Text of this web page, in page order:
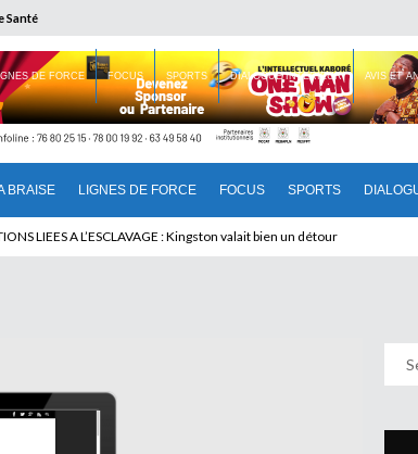
Santé
BRAISE LIGNES DE FORCE FOCUS SPORTS
DE FORCE FOCUS SPORTS DIALOGUE INTERIEUR AVIS ET
: Quand Patrice quitte le pouvoir sans partir !